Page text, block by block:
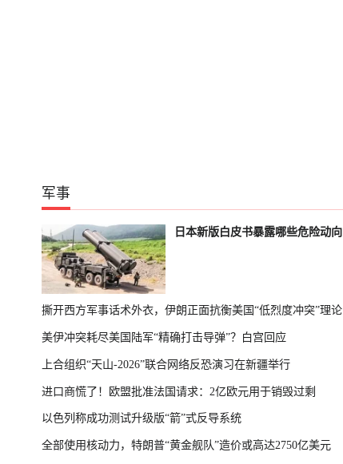
军事
日本新版白皮书暴露哪些危险动向
撕开西方军事话术外衣，伊朗正面抗衡美国“低烈度冲突”理论
美伊冲突耗尽美国陆军“精确打击导弹”？白宫回应
上合组织“天山-2026”联合网络反恐演习在新疆举行
进口商慌了！欧盟批准法国请求：2亿欧元用于销毁过剩
以色列称成功测试升级版“箭”式反导系统
全部使用核动力，特朗普“黄金舰队”造价或高达2750亿美元